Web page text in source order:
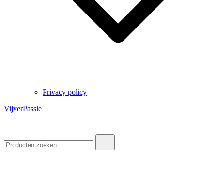
Privacy policy
VijverPassie
naar: